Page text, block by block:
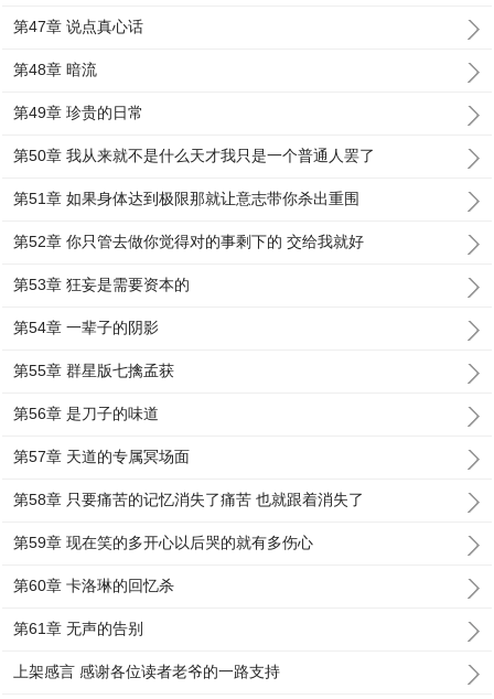
第47章 说点真心话
第48章 暗流
第49章 珍贵的日常
第50章 我从来就不是什么天才我只是一个普通人罢了
第51章 如果身体达到极限那就让意志带你杀出重围
第52章 你只管去做你觉得对的事剩下的 交给我就好
第53章 狂妄是需要资本的
第54章 一辈子的阴影
第55章 群星版七擒孟获
第56章 是刀子的味道
第57章 天道的专属冥场面
第58章 只要痛苦的记忆消失了痛苦 也就跟着消失了
第59章 现在笑的多开心以后哭的就有多伤心
第60章 卡洛琳的回忆杀
第61章 无声的告别
上架感言 感谢各位读者老爷的一路支持